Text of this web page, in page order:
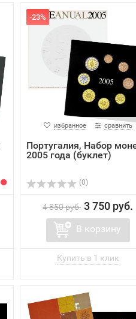
-23%
избранное сравнить
Португалия, Набор
2005 года (буклет)
(0)
4 850 руб. 3 750 руб.
В корзину